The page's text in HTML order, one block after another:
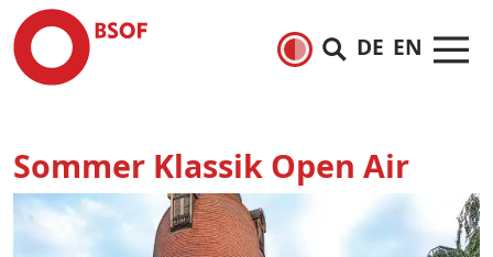
DE EN
Sommer Klassik Open Air